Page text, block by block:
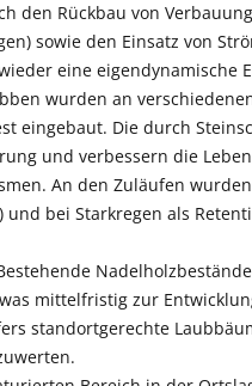
den Rückbau von
sowie den Einsatz von
eine eigendynamische
wurden an
eingebaut. Die durch
und verbessern die
An den Zuläufen
bei Starkregen als
mittelfristig zur
standortgerechte